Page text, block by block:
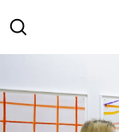
Rechercher